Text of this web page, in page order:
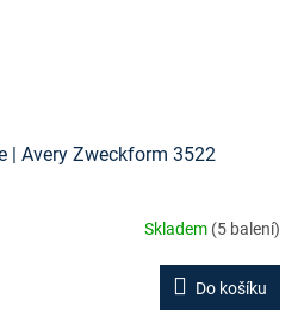
| Avery Zweckform 3522
Skladem (5 balení)
Do košíku